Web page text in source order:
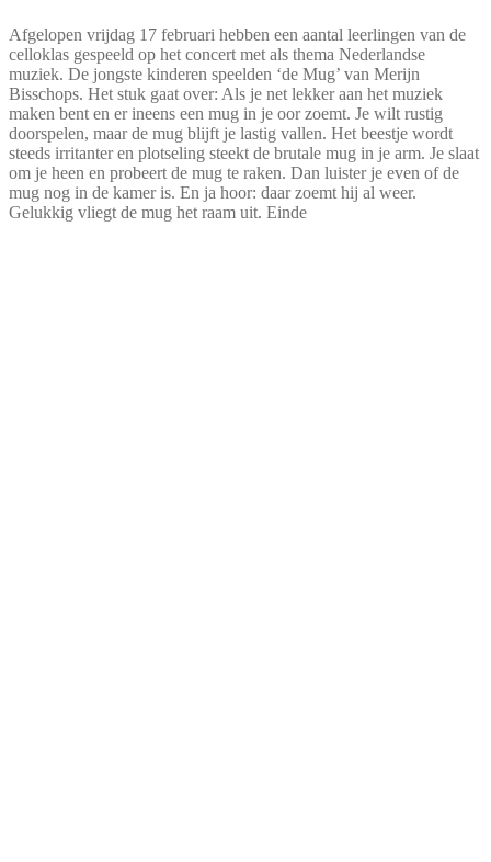
Afgelopen vrijdag 17 februari hebben een aantal leerlingen van de
celloklas gespeeld op het concert met als thema Nederlandse
muziek. De jongste kinderen speelden ‘de Mug’ van Merijn
Bisschops. Het stuk gaat over: Als je net lekker aan het muziek
maken bent en er ineens een mug in je oor zoemt. Je wilt rustig
doorspelen, maar de mug blijft je lastig vallen. Het beestje wordt
steeds irritanter en plotseling steekt de brutale mug in je arm. Je slaat
om je heen en probeert de mug te raken. Dan luister je even of de
mug nog in de kamer is. En ja hoor: daar zoemt hij al weer.
Gelukkig vliegt de mug het raam uit. Einde